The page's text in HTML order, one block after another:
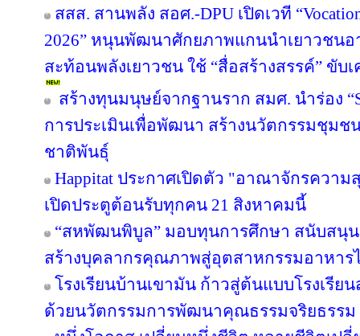
สสส. สานพลัง สอศ.-DPU เปิดเวที
2026” หนุนพัฒนาศักยภาพแกนนำเยาวชน
สะท้อนพลังเยาวชน ใช้ “สื่อสร้างสรรค์” ขับ
สร้างทุนมนุษย์จากฐานราก สมศ. นำร่อง
การประเมินเพื่อพัฒนา สร้างนวัตกรรมชุมช
ชาติพันธุ์
Happitat ประกาศเปิดตัว "อาณาจักรควา
เปิดประตูต้อนรับทุกคน 21 สิงหาคมนี้
“สหพัฒนพิบูล” มอบทุนการศึกษา สนับสนุ
สร้างบุคลากรคุณภาพสู่อุตสาหกรรมอาหาร
โรงเรียนบ้านเขามัน ก้าวสู่ต้นแบบโรงเรีย
ด้วยนวัตกรรมการพัฒนาคุณธรรมจริยธรรม